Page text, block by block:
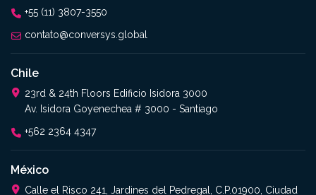
+55 (11) 3807-3550
contato@conversys.global
Chile
23rd & 24th Floors Edificio Isidora 3000
Av. Isidora Goyenechea # 3000 - Santiago
+562 2364 4347​
México
Calle el Risco 241, Jardines del Pedregal, C.P.01900, Ciudad